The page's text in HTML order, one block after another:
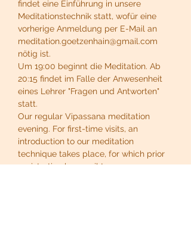
findet eine Einführung in unsere
Meditationstechnik statt, wofür eine
vorherige Anmeldung per E-Mail an
meditation.goetzenhain@gmail.com
nötig ist.
Um 19:00 beginnt die Meditation. Ab
20:15 findet im Falle der Anwesenheit
eines Lehrer "Fragen und Antworten"
statt.
Our regular Vipassana meditation
evening. For first-time visits, an
introduction to our meditation
technique takes place, for which prior
registration by email to